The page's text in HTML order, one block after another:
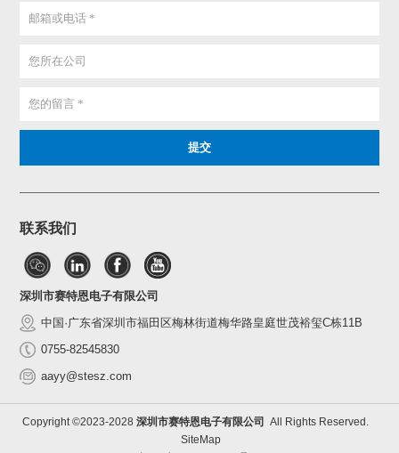
联系我们
深圳市赛特恩电子有限公司
中国·广东省深圳市福田区梅林街道梅华路皇庭世茂裕玺C栋11B
0755-82545830
aayy@stesz.com
Copyright ©2023-2028 深圳市赛特恩电子有限公司 All Rights Reserved.
SiteMap